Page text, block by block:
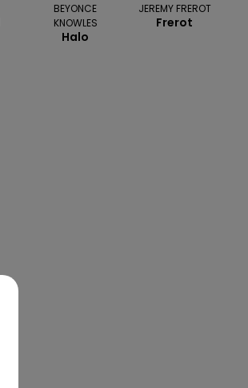
BEYONCE
KNOWLES
Halo
JEREMY FREROT
Frerot